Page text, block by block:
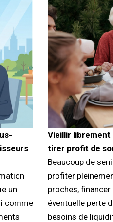
un
comme
Vieillir librement
tirer profit de
Beaucoup de
profiter
proches,
éventuelle perte
besoins de